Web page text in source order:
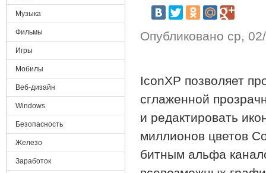
Опубликовано ср,
IconXP позволяет
сглаженной
и редактировать
миллионов цветов
битным альфа
Музыка
Фильмы
Игры
Мобилы
Веб-дизайн
Windows
Безопасность
Железо
Заработок